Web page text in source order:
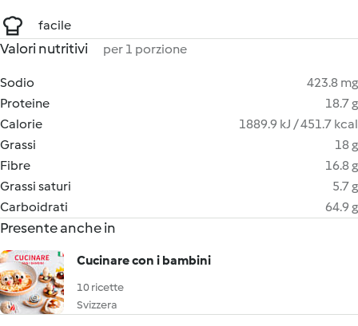
facile
Valori nutritivi per 1 porzione
Sodio
423.8 mg
Proteine
18.7 g
Calorie
1889.9 kJ / 451.7 kcal
Grassi
18 g
Fibre
16.8 g
Grassi saturi
5.7 g
Carboidrati
64.9 g
Presente anche in
Cucinare con i bambini
10 ricette
Svizzera